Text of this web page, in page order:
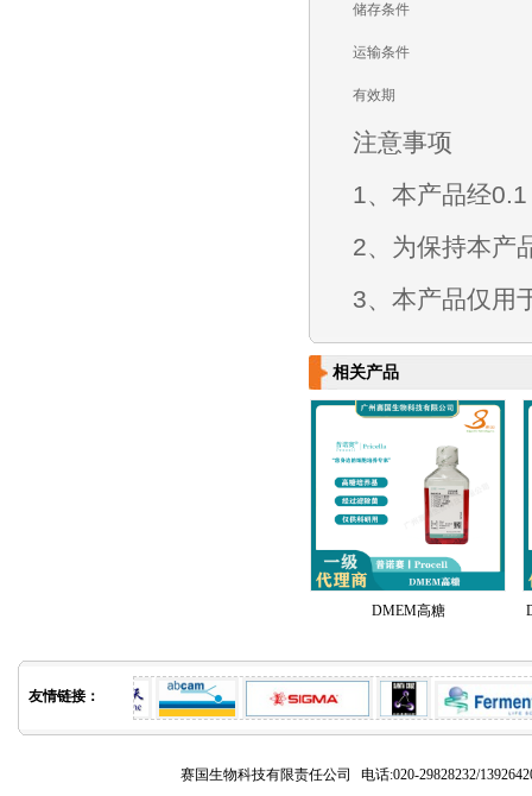
储存条件
运输条件
有效期
注意事项
1、本产品经
2、为保持本产
3、本产品仅用
相关产品
DMEM高糖
友情链接：
赛国生物科技有限责任公司 电话:020-29828232/